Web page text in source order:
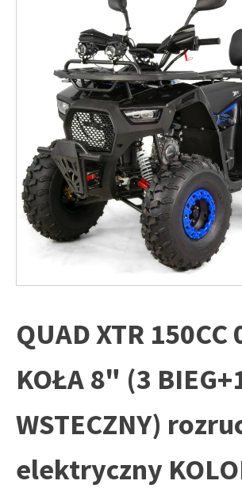
QUAD XTR 150CC
KOŁA 8" (3
WSTECZNY)
elektryczny